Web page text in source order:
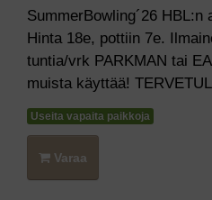
SummerBowling´26 HBL:n
Hinta 18e, pottiin 7e.
tuntia/vrk PARKMAN tai
muista käyttää!
Useita vapaita paikkoja
Varaa